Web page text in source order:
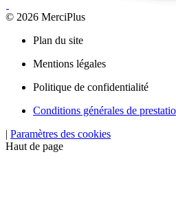
© 2026 MerciPlus
Plan du site
Mentions légales
Politique de confidentialité
Conditions générales de
| Paramètres des cookies
Haut de page